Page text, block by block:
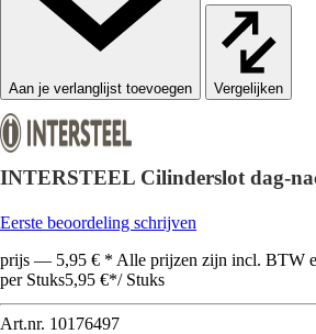
Vergelijken
INTERSTEEL Cilinderslot dag-
Eerste beoordeling schrijven
prijs — 5,95 € * Alle prijzen zijn incl. BTW
per Stuks5,95 €*/ Stuks
Art.nr. 10176497